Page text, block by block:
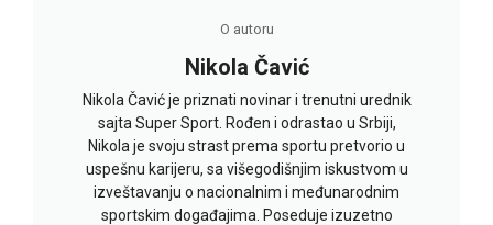
O autoru
Nikola Čavić
Nikola Čavić je priznati novinar i trenutni urednik
sajta Super Sport. Rođen i odrastao u Srbiji,
Nikola je svoju strast prema sportu pretvorio u
uspešnu karijeru, sa višegodišnjim iskustvom u
izveštavanju o nacionalnim i međunarodnim
sportskim događajima. Poseduje izuzetno